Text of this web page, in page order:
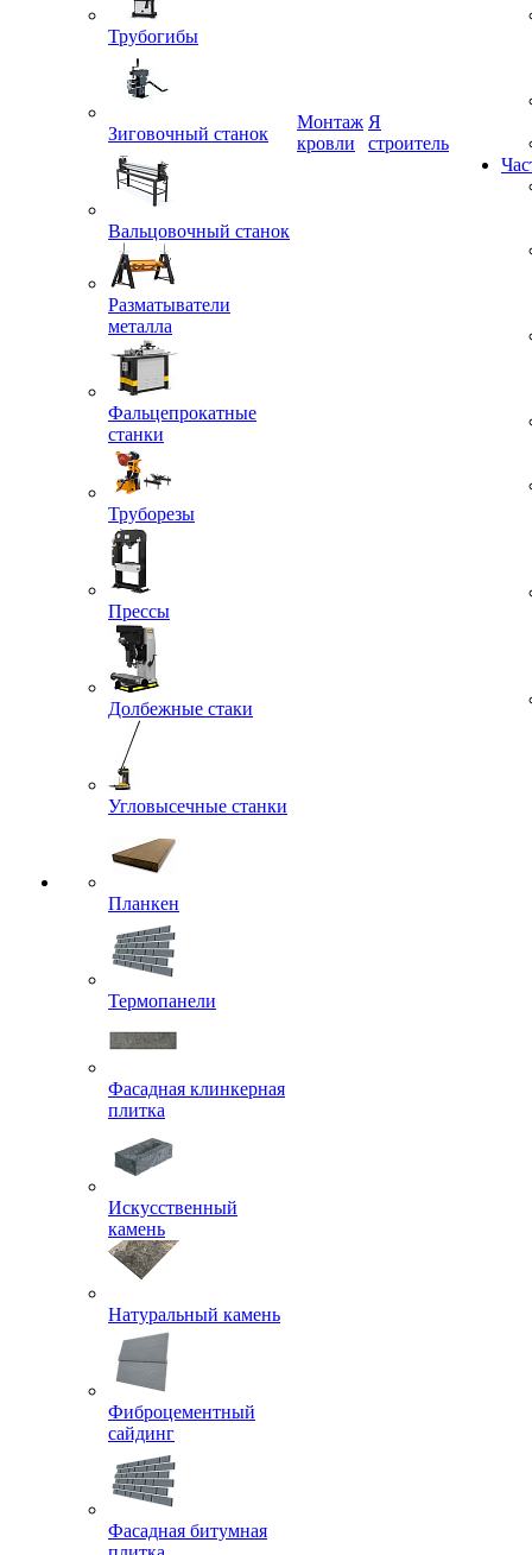
Трубогибы
Зиговочный станок
Вальцовочный станок
Разматыватели
металла
Фальцепрокатные
станки
Труборезы
Прессы
Долбежные стаки
Угловысечные станки
Планкен
Термопанели
Фасадная клинкерная
плитка
Искусственный
камень
Натуральный камень
Фиброцементный
сайдинг
Фасадная битумная
Монтаж
кровли
Я
строитель